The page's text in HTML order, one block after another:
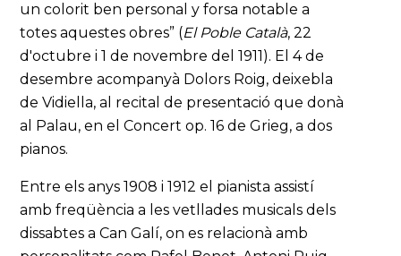
un colorit ben personal y forsa notable a
totes aquestes obres” (El Poble Català, 22
d'octubre i 1 de novembre del 1911). El 4 de
desembre acompanyà Dolors Roig, deixebla
de Vidiella, al recital de presentació que donà
al Palau, en el Concert op. 16 de Grieg, a dos
pianos.
Entre els anys 1908 i 1912 el pianista assistí
amb freqüència a les vetllades musicals dels
dissabtes a Can Galí, on es relacionà amb